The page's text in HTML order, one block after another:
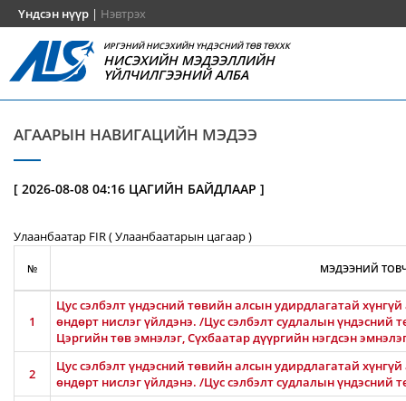
Үндсэн нүүр | Нэвтрэх
ИРГЭНИЙ НИСЭХИЙН ҮНДЭСНИЙ ТӨВ ТӨХХК
НИСЭХИЙН МЭДЭЭЛЛИЙН
ҮЙЛЧИЛГЭЭНИЙ АЛБА
АГААРЫН НАВИГАЦИЙН МЭДЭЭ
[ 2026-08-08 04:16 ЦАГИЙН БАЙДЛААР ]
Улаанбаатар FIR ( Улаанбаатарын цагаар )
№ МЭДЭЭНИЙ
1
Цус сэлбэлт үндэсний төвийн алсын удирдлагатай
өндөрт нислэг үйлдэнэ. /Цус сэлбэлт судлалын үндэсний
Цэргийн төв эмнэлэг, Сүхбаатар дүүргийн нэгдсэн
2
Цус сэлбэлт үндэсний төвийн алсын удирдлагатай
өндөрт нислэг үйлдэнэ. /Цус сэлбэлт судлалын үндэсний